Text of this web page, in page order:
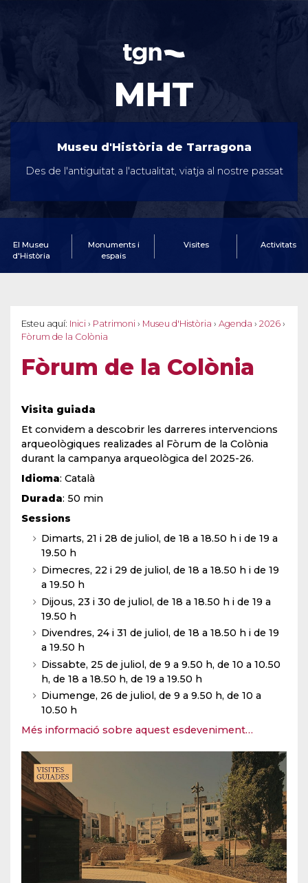
MHT
Museu d'Història de Tarragona
Des de l'antiguitat a l'actualitat, viatja al nostre passat
El Museu
d'Història
Monuments i
espais
Visites Activitats
Esteu aquí: Inici › Patrimoni › Museu d'Història › Agenda › 2026 ›
Fòrum de la Colònia
Fòrum de la Colònia
Visita guiada
Et convidem a descobrir les darreres intervencions
arqueològiques realizades al Fòrum de la Colònia
durant la campanya arqueològica del 2025-26.
Idioma: Català
Durada: 50 min
Sessions
Dimarts, 21 i 28 de juliol, de 18 a 18.50 h i de 19 a
19.50 h
Dimecres, 22 i 29 de juliol, de 18 a 18.50 h i de 19
a 19.50 h
Dijous, 23 i 30 de juliol, de 18 a 18.50 h i de 19 a
19.50 h
Divendres, 24 i 31 de juliol, de 18 a 18.50 h i de 19
a 19.50 h
Dissabte, 25 de juliol, de 9 a 9.50 h, de 10 a 10.50
h, de 18 a 18.50 h, de 19 a 19.50 h
Diumenge, 26 de juliol, de 9 a 9.50 h, de 10 a
10.50 h
Més informació sobre aquest esdeveniment…